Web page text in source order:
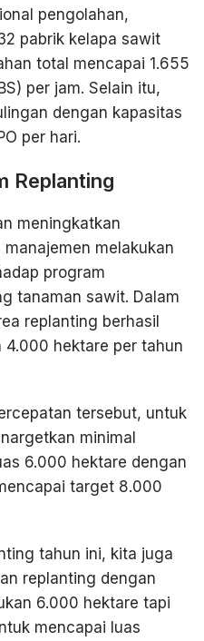
pengolahan,
pabrik kelapa sawit
total mencapai 1.655
per jam. Selain itu,
dengan kapasitas
per hari.
Replanting
meningkatkan
melakukan
program
tanaman sawit. Dalam
replanting berhasil
hektare per tahun
tersebut, untuk
minimal
6.000 hektare dengan
target 8.000
tahun ini, kita juga
replanting dengan
6.000 hektare tapi
mencapai luas